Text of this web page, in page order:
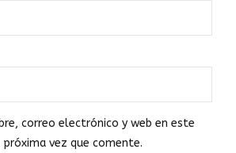
correo electrónico y web en este
vez que comente.